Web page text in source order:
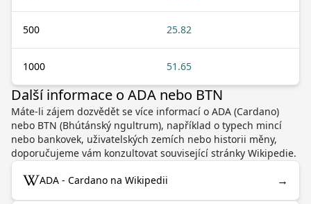
500 25.82
1000 51.65
Další informace o ADA nebo BTN
Máte-li zájem dozvědět se více informací o ADA (Cardano)
nebo BTN (Bhútánský ngultrum), například o typech mincí
nebo bankovek, uživatelských zemích nebo historii měny,
doporučujeme vám konzultovat související stránky Wikipedie.
ADA - Cardano na Wikipedii →